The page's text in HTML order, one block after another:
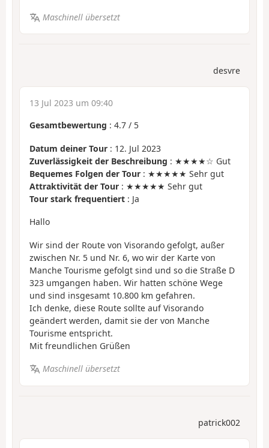
Maschinell übersetzt
desvre
13 Jul 2023 um 09:40
Gesamtbewertung : 4.7 / 5
Datum deiner Tour : 12. Jul 2023
Zuverlässigkeit der Beschreibung : ★★★★☆ Gut
Bequemes Folgen der Tour : ★★★★★ Sehr gut
Attraktivität der Tour : ★★★★★ Sehr gut
Tour stark frequentiert : Ja
Hallo
Wir sind der Route von Visorando gefolgt, außer
zwischen Nr. 5 und Nr. 6, wo wir der Karte von
Manche Tourisme gefolgt sind und so die Straße D
323 umgangen haben. Wir hatten schöne Wege
und sind insgesamt 10.800 km gefahren.
Ich denke, diese Route sollte auf Visorando
geändert werden, damit sie der von Manche
Tourisme entspricht.
Mit freundlichen Grüßen
Maschinell übersetzt
patrick002